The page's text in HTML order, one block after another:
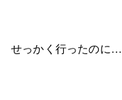
せっかく行ったのに…